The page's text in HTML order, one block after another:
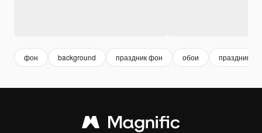
фон background праздник фон обои праздник